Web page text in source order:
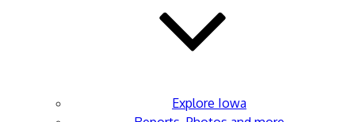
Explore Iowa